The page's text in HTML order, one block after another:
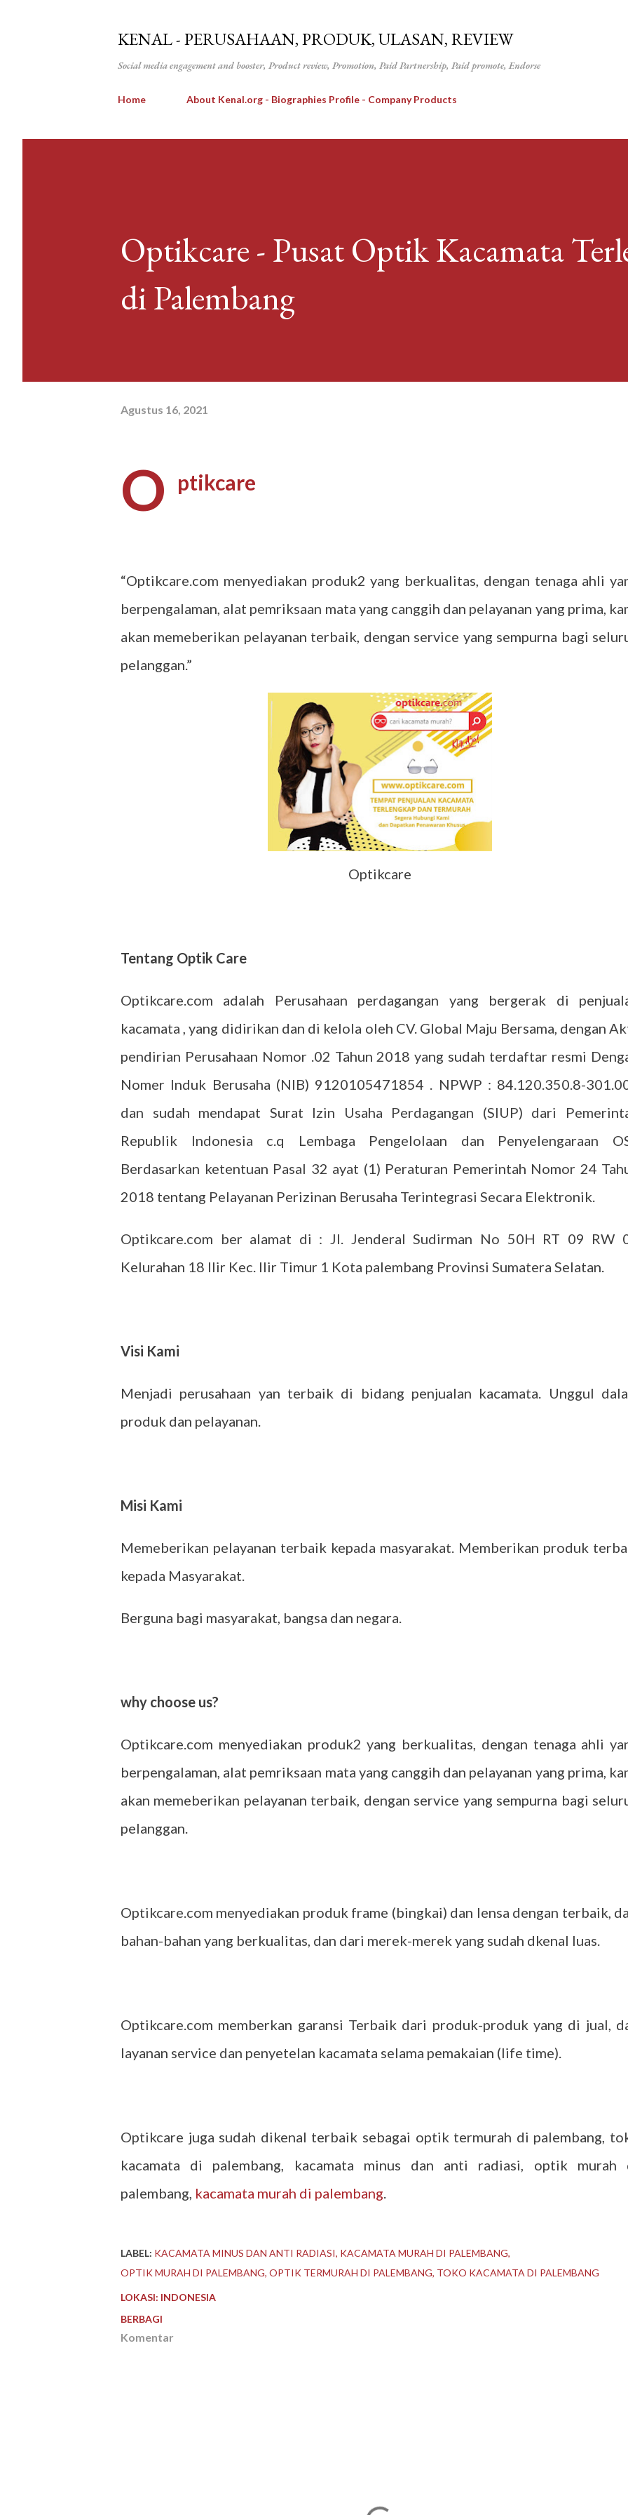
KENAL - PERUSAHAAN, PRODUK, ULASAN, REVIEW
Social media engagement and booster, Product review, Promotion, Paid Partnership, Paid promote, Endorse
Home About Kenal.org - Biographies Profile - Company Products
Optikcare - Pusat Optik Kacamata
di Palembang
Agustus 16, 2021
O ptikcare
“Optikcare.com menyediakan produk2 yang berkualitas, dengan tenaga ahli
berpengalaman, alat pemriksaan mata yang canggih dan pelayanan yang prima,
akan memeberikan pelayanan terbaik, dengan service yang sempurna bagi
pelanggan.”
Optikcare
Tentang Optik Care
Optikcare.com adalah Perusahaan perdagangan yang bergerak di
kacamata , yang didirikan dan di kelola oleh CV. Global Maju Bersama, dengan
pendirian Perusahaan Nomor .02 Tahun 2018 yang sudah terdaftar resmi
Nomer Induk Berusaha (NIB) 9120105471854 . NPWP : 84.120.350.8-
dan sudah mendapat Surat Izin Usaha Perdagangan (SIUP) dari
Republik Indonesia c.q Lembaga Pengelolaan dan Penyelengaraan
Berdasarkan ketentuan Pasal 32 ayat (1) Peraturan Pemerintah Nomor 24
2018 tentang Pelayanan Perizinan Berusaha Terintegrasi Secara Elektronik.
Optikcare.com ber alamat di : Jl. Jenderal Sudirman No 50H RT 09 RW
Kelurahan 18 Ilir Kec. Ilir Timur 1 Kota palembang Provinsi Sumatera Selatan.
Visi Kami
Menjadi perusahaan yan terbaik di bidang penjualan kacamata. Unggul
produk dan pelayanan.
Misi Kami
Memeberikan pelayanan terbaik kepada masyarakat. Memberikan produk
kepada Masyarakat.
Berguna bagi masyarakat, bangsa dan negara.
why choose us?
Optikcare.com menyediakan produk2 yang berkualitas, dengan tenaga ahli
berpengalaman, alat pemriksaan mata yang canggih dan pelayanan yang prima,
akan memeberikan pelayanan terbaik, dengan service yang sempurna bagi
pelanggan.
Optikcare.com menyediakan produk frame (bingkai) dan lensa dengan terbaik,
bahan-bahan yang berkualitas, dan dari merek-merek yang sudah dkenal luas.
Optikcare.com memberkan garansi Terbaik dari produk-produk yang di jual,
layanan service dan penyetelan kacamata selama pemakaian (life time).
Optikcare juga sudah dikenal terbaik sebagai optik termurah di palembang,
kacamata di palembang, kacamata minus dan anti radiasi, optik murah
palembang, kacamata murah di palembang.
LABEL: KACAMATA MINUS DAN ANTI RADIASI KACAMATA MURAH DI PALEMBANG
OPTIK MURAH DI PALEMBANG OPTIK TERMURAH DI PALEMBANG TOKO KACAMATA DI PALEMBANG
LOKASI: INDONESIA
BERBAGI
Komentar